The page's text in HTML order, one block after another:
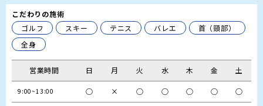
こだわりの施術
ゴルフ
スキー テニス バレエ
首（頸部）
全身
営業時間 日 月 火 水 木 金 土
9:00~13:00 ○ × ○ ○ ○ ○ ○